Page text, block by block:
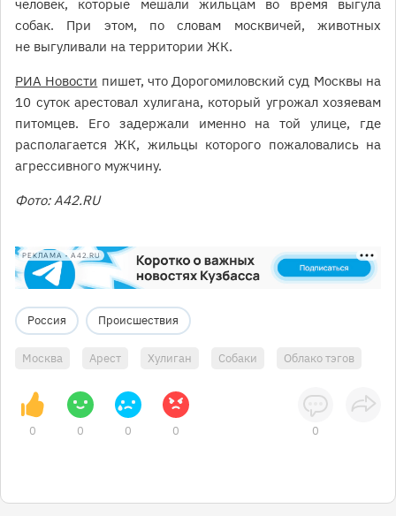
человек, которые мешали жильцам во время выгула
собак. При этом, по словам москвичей, животных
не выгуливали на территории ЖК.
РИА Новости пишет, что Дорогомиловский суд Москвы на
10 суток арестовал хулигана, который угрожал хозяевам
питомцев. Его задержали именно на той улице, где
располагается ЖК, жильцы которого пожаловались на
агрессивного мужчину.
Фото: A42.RU
РЕКЛАМА • A42.RU
Россия Происшествия
Москва Арест Хулиган Собаки Облако тэгов
0 0 0 0 0